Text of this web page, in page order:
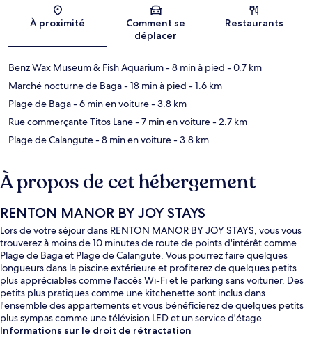
Carte
À proximité
Comment se
déplacer
Restaurants
Benz Wax Museum & Fish Aquarium- 8 min à pied - 0.7 km
Marché nocturne de Baga- 18 min à pied - 1.6 km
Plage de Baga- 6 min en voiture- 3.8 km
Rue commerçante Titos Lane- 7 min en voiture- 2.7 km
Plage de Calangute- 8 min en voiture- 3.8 km
À propos de cet hébergement
RENTON MANOR BY JOY STAYS
Lors de votre séjour dans RENTON MANOR BY JOY STAYS, vous vous
trouverez à moins de 10 minutes de route de points d'intérêt comme
Plage de Baga et Plage de Calangute. Vous pourrez faire quelques
longueurs dans la piscine extérieure et profiterez de quelques petits
plus appréciables comme l'accès Wi-Fi et le parking sans voiturier. Des
petits plus pratiques comme une kitchenette sont inclus dans
l'ensemble des appartements et vous bénéficierez de quelques petits
plus sympas comme une télévision LED et un service d'étage.
Informations sur le droit de rétractation